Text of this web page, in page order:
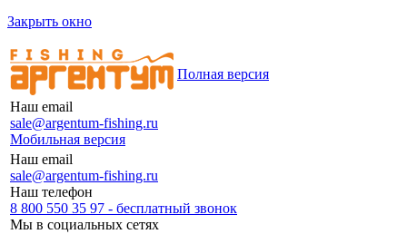
Закрыть окно
Наш email
sale@argentum-fishing.ru
Мобильная версия
Полная версия
Наш email
sale@argentum-fishing.ru
Наш телефон
8 800 550 35 97 - бесплатный звонок
Мы в социальных сетях